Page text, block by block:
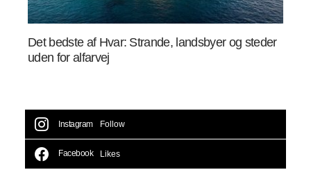
Det bedste af Hvar: Strande, landsbyer og steder
uden for alfarvej
Instagram Follow
Facebook Likes